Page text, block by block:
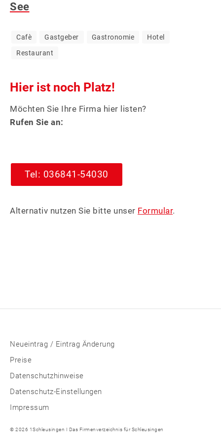
See
Cafè Gastgeber Gastronomie
Hotel
Restaurant
Hier ist noch Platz!
Möchten Sie Ihre Firma hier listen?
Rufen Sie an:
Tel: 036841-54030
Alternativ nutzen Sie bitte unser Formular.
Neueintrag / Eintrag Änderung
Preise
Datenschutzhinweise
Datenschutz-Einstellungen
Impressum
© 2026 1Schleusingen I Das Firmenverzeichnis für Schleusingen